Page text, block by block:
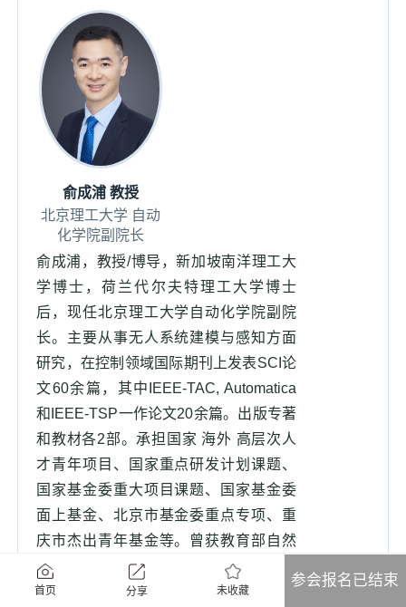
俞成浦 教授
北京理工大学 自动
化学院副院长
俞成浦，教授/博导，新加坡南洋理工大
学博士，荷兰代尔夫特理工大学博士
后，现任北京理工大学自动化学院副院
长。主要从事无人系统建模与感知方面
研究，在控制领域国际期刊上发表SCI论
文60余篇，其中IEEE-TAC, Automatica
和IEEE-TSP一作论文20余篇。出版专著
和教材各2部。承担国家 海外 高层次人
才青年项目、国家重点研发计划课题、
国家基金委重大项目课题、国家基金委
面上基金、北京市基金委重点专项、重
庆市杰出青年基金等。曾获教育部自然
科学一等奖和中国自动化学会自然科学
一等奖。
首页 分享 未收藏
参会报名已结束